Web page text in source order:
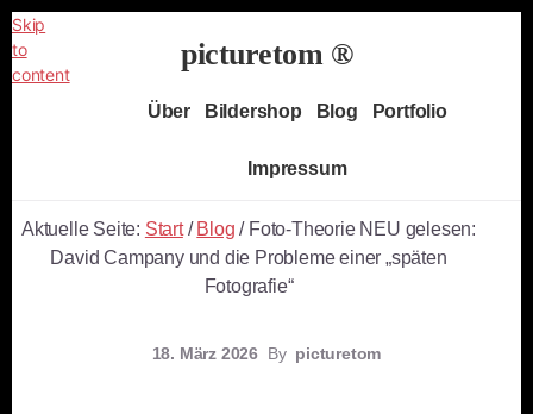
Skip
to
content
picturetom ®
Independent
Über Bildershop Blog Portfolio
Impressum
Aktuelle Seite: Start / Blog /Foto-Theorie NEU gelesen:
David Campany und die Probleme einer „späten
Fotografie“
18. März 2026 By picturetom